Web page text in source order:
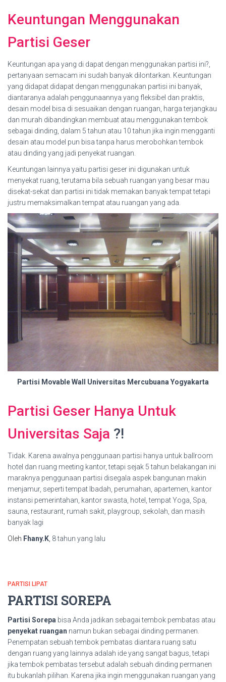
Keuntungan Menggunakan
Partisi Geser
Keuntungan apa yang di dapat dengan menggunakan partisi ini?,
pertanyaan semacam ini sudah banyak dilontarkan. Keuntungan
yang didapat didapat dengan menggunakan partisi ini banyak,
diantaranya adalah penggunaannya yang fleksibel dan praktis,
desain model bisa di sesuaikan dengan ruangan, harga terjangkau
dan murah dibandingkan membuat atau menggunakan tembok
sebagai dinding, dalam 5 tahun atau 10 tahun jika ingin mengganti
desain atau model pun bisa tanpa harus merobohkan tembok
atau dinding yang jadi penyekat ruangan.
Keuntungan lainnya yaitu partisi geser ini digunakan untuk
menyekat ruang, terutama bila sebuah ruangan yang besar mau
disekat-sekat dan partisi ini tidak memakan banyak tempat tetapi
justru memaksimalkan tempat atau ruangan yang ada.
Partisi Movable Wall Universitas Mercubuana Yogyakarta
Partisi Geser Hanya Untuk
Universitas Saja ?!
Tidak. Karena awalnya penggunaan partisi hanya untuk ballroom
hotel dan ruang meeting kantor, tetapi sejak 5 tahun belakangan ini
maraknya penggunaan partisi disegala aspek bangunan makin
menjamur, seperti tempat Ibadah, perumahan, apartemen, kantor
instansi pemerintahan, kantor swasta, hotel, tempat Yoga, Spa,
sauna, restaurant, rumah sakit, playgroup, sekolah, dan masih
banyak lagi
Oleh Fhany.K 8 tahun yang lalu
PARTISI LIPAT
PARTISI SOREPA
Partisi Sorepa bisa Anda jadikan sebagai tembok pembatas atau
penyekat ruangan namun bukan sebagai dinding permanen.
Penempatan sebuah tembok pembatas diantara ruang satu
dengan ruang yang lainnya adalah ide yang sangat bagus, tetapi
jika tembok pembatas tersebut adalah sebuah dinding permanen
itu bukanlah pilihan. Karena jika ingin menggunakan ruangan yang